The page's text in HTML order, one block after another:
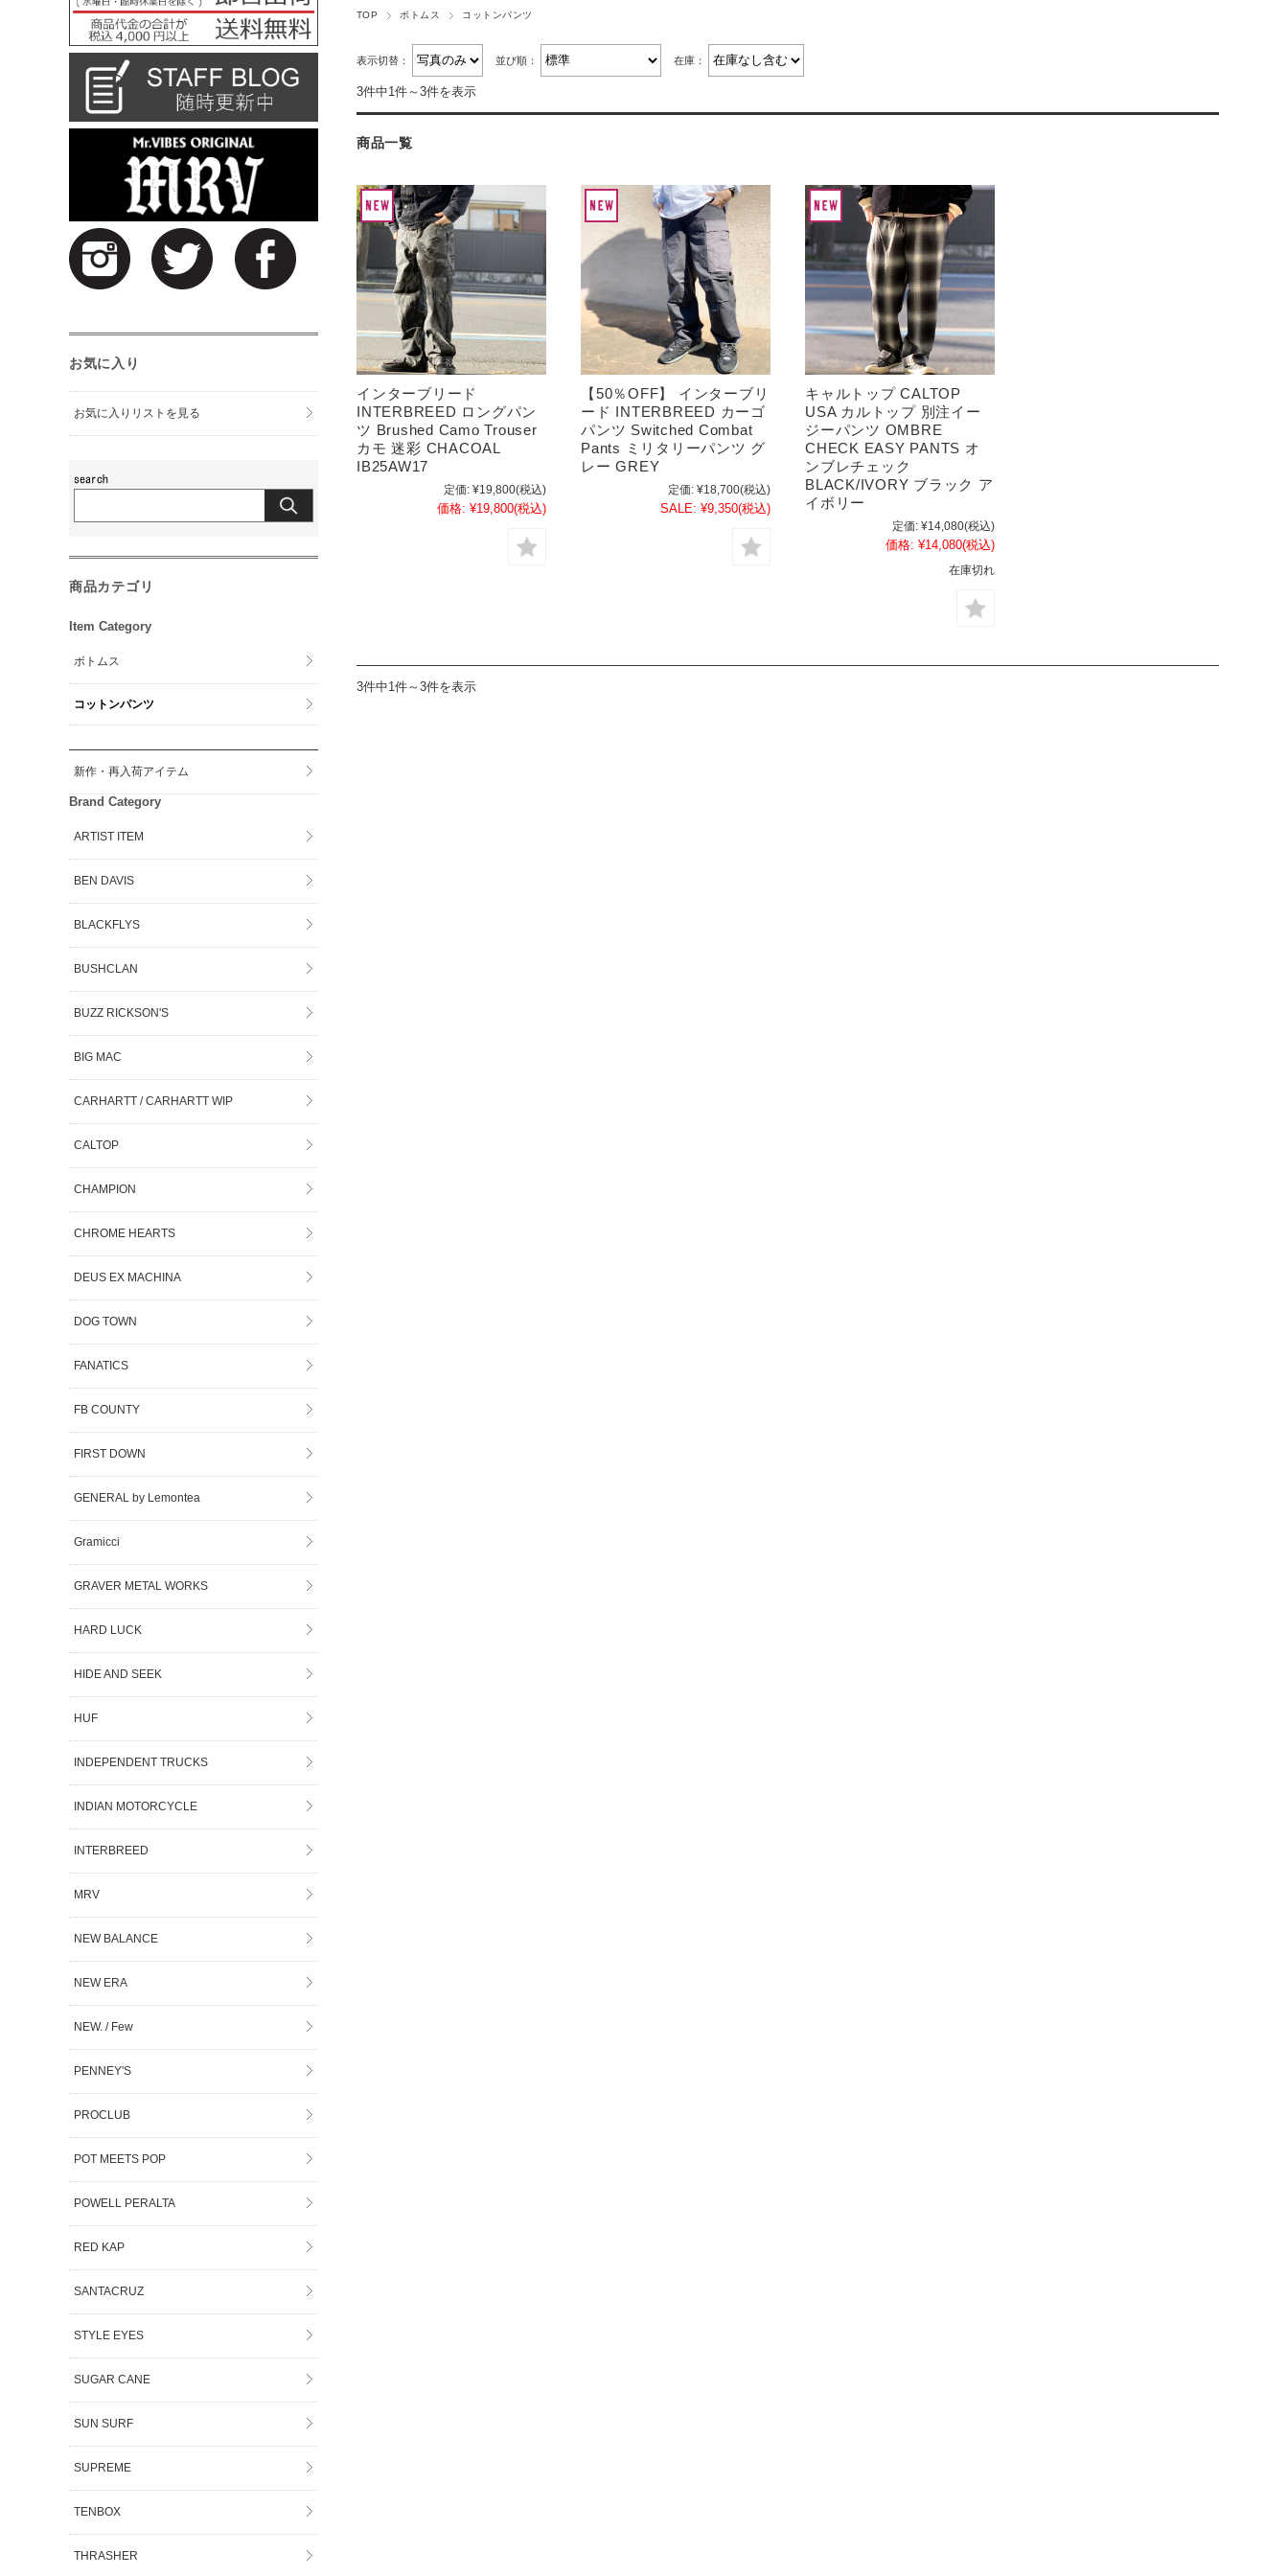
TOP ボトムス コットンパンツ
表示切替： 並び順： 在庫：
3件中1件～3件を表示
商品一覧
インターブリード
INTERBREED ロングパン
ツ Brushed Camo Trouser
カモ 迷彩 CHACOAL
IB25AW17
定価: ¥19,800(税込)
価格: ¥19,800(税込)
【50％OFF】 インターブリ
ード INTERBREED カーゴ
パンツ Switched Combat
Pants ミリタリーパンツ グ
レー GREY
定価: ¥18,700(税込)
SALE: ¥9,350(税込)
キャルトップ CALTOP
USA カルトップ 別注イー
ジーパンツ OMBRE
CHECK EASY PANTS オ
ンブレチェック
BLACK/IVORY ブラック ア
イボリー
定価: ¥14,080(税込)
価格: ¥14,080(税込)
在庫切れ
3件中1件～3件を表示
お気に入り
お気に入りリストを見る
商品カテゴリ
Item Category
ボトムス
コットンパンツ
新作・再入荷アイテム
Brand Category
ARTIST ITEM
BEN DAVIS
BLACKFLYS
BUSHCLAN
BUZZ RICKSON'S
BIG MAC
CARHARTT / CARHARTT WIP
CALTOP
CHAMPION
CHROME HEARTS
DEUS EX MACHINA
DOG TOWN
FANATICS
FB COUNTY
FIRST DOWN
GENERAL by Lemontea
Gramicci
GRAVER METAL WORKS
HARD LUCK
HIDE AND SEEK
HUF
INDEPENDENT TRUCKS
INDIAN MOTORCYCLE
INTERBREED
MRV
NEW BALANCE
NEW ERA
NEW. / Few
PENNEY'S
PROCLUB
POT MEETS POP
POWELL PERALTA
RED KAP
SANTACRUZ
STYLE EYES
SUGAR CANE
SUN SURF
SUPREME
TENBOX
THRASHER